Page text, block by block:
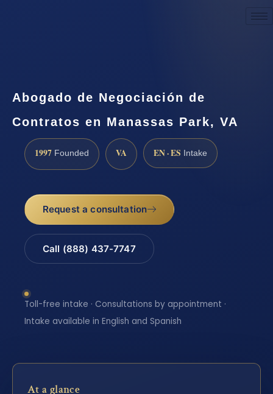
Abogado de Negociación de
Contratos en Manassas Park, VA
1997 Founded VA EN · ES Intake
Request a consultation
Call (888) 437-7747
Toll-free intake · Consultations by appointment ·
Intake available in English and Spanish
At a glance